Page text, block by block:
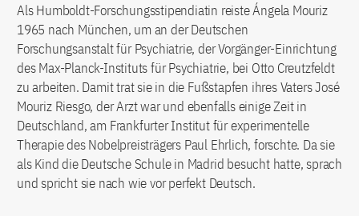
Als Humboldt-Forschungsstipendiatin reiste Ángela Mouriz
1965 nach München, um an der Deutschen
Forschungsanstalt für Psychiatrie, der Vorgänger-Einrichtung
des Max-Planck-Instituts für Psychiatrie, bei Otto Creutzfeldt
zu arbeiten. Damit trat sie in die Fußstapfen ihres Vaters José
Mouriz Riesgo, der Arzt war und ebenfalls einige Zeit in
Deutschland, am Frankfurter Institut für experimentelle
Therapie des Nobelpreisträgers Paul Ehrlich, forschte. Da sie
als Kind die Deutsche Schule in Madrid besucht hatte, sprach
und spricht sie nach wie vor perfekt Deutsch.